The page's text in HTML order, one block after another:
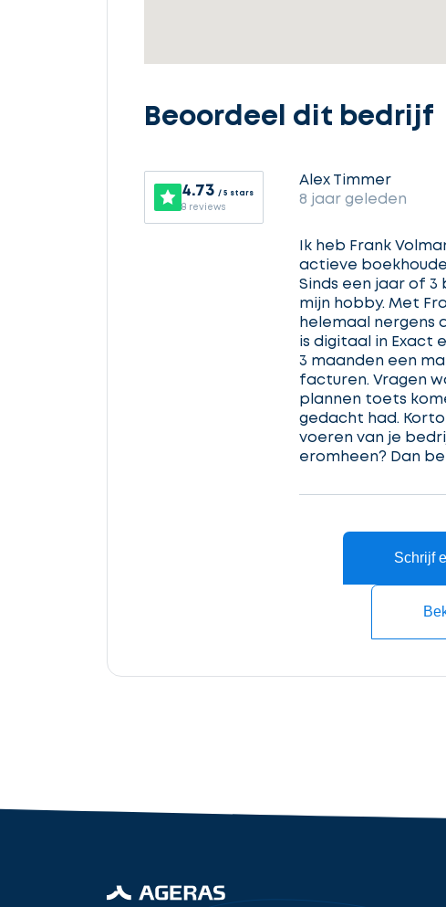
Beoordeel dit bedrijf
4.73 / 5 stars
8 reviews
Alex Timmer
8 jaar geleden
Ik heb Frank
actieve
Sinds een jaar of 3
mijn hobby. Met
helemaal nergens
is digitaal in Exact
3 maanden een
facturen. Vragen
plannen toets
gedacht had.
voeren van je
eromheen? Dan
Schrijf